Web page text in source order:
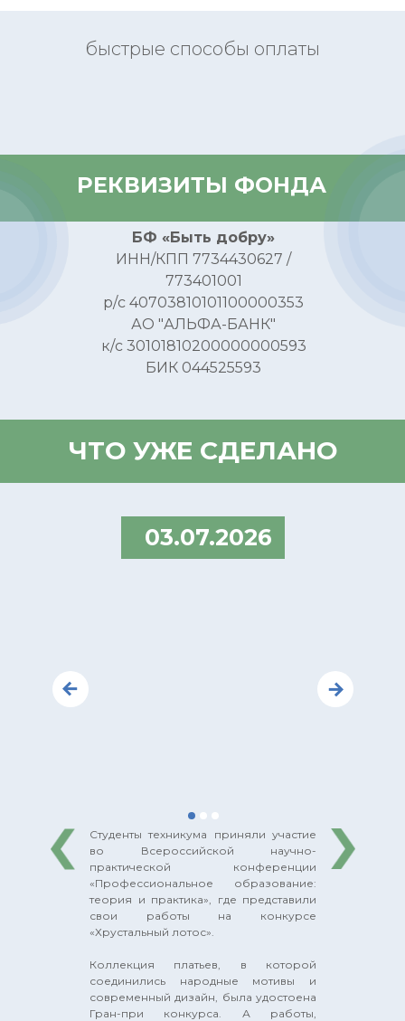
быстрые способы оплаты
РЕКВИЗИТЫ ФОНДА
БФ «Быть добру»
ИНН/КПП 7734430627 /
773401001
р/с 40703810101100000353
АО "АЛЬФА-БАНК"
к/с 30101810200000000593
БИК 044525593
ЧТО УЖЕ СДЕЛАНО
03.07.2026
Студенты техникума приняли участие
во Всероссийской научно-
практической конференции
«Профессиональное образование:
теория и практика», где представили
свои работы на конкурсе
«Хрустальный лотос».
Коллекция платьев, в которой
соединились народные мотивы и
современный дизайн, была удостоена
Гран-при конкурса. А работы,